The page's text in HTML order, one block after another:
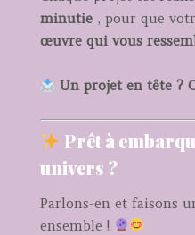
minutie , pour que
œuvre qui vous
Un projet en tête ?
Prêt à
univers ?
Parlons-en et faisons
ensemble !